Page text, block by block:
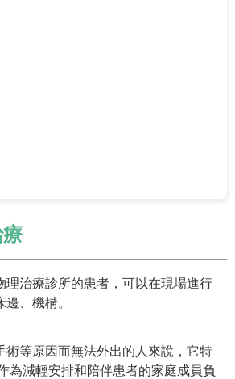
理治療診所的患者，可以在現場進行
、機構。
術等原因而無法外出的人來說，它特
為減輕安排和陪伴患者的家庭成員負